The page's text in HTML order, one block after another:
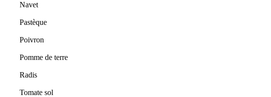
Navet
Pastèque
Poivron
Pomme de terre
Radis
Tomate sol